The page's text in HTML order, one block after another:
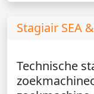
Stagiair SEA
Technische